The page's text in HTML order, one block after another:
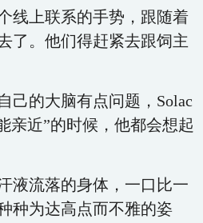
线上联系的手势，跟随着
了。他们得赶紧去跟饲主
己的大脑有点问题，Solac
亲近”的时候，他都会想起
液流落的身体，一口比一
种为达高点而不雅的姿